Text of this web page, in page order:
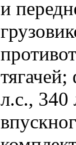
и
л.с., 340